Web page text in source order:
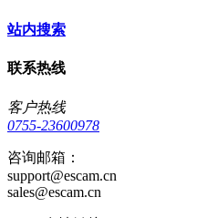
站内搜索
联系热线
客户热线
0755-23600978
咨询邮箱：
support@escam.cn
sales@escam.cn